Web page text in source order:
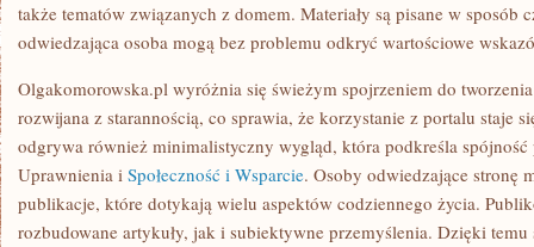
także tematów związanych z domem. Materiały są pisane w sposób
odwiedzająca osoba mogą bez problemu odkryć wartościowe
Olgakomorowska.pl wyróżnia się świeżym spojrzeniem do
rozwijana z starannością, co sprawia, że korzystanie z portalu staje
odgrywa również minimalistyczny wygląd, która podkreśla spójność
Uprawnienia i Społeczność i Wsparcie. Osoby odwiedzające stronę
publikacje, które dotykają wielu aspektów codziennego życia.
rozbudowane artykuły, jak i subiektywne przemyślenia. Dzięki temu